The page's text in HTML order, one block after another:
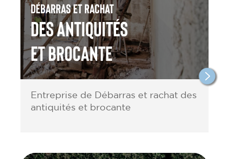
Débarras et rachat
des antiquités
et brocante
Entreprise de Débarras et rachat des
antiquités et brocante